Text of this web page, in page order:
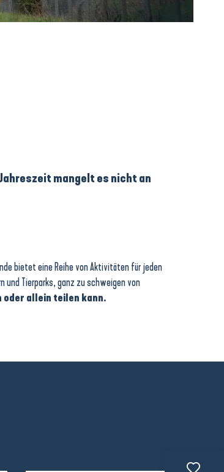
mangelt es nicht an
bietet eine Reihe von Aktivitäten für jeden
und Tierparks, ganz zu schweigen von
oder allein teilen kann.